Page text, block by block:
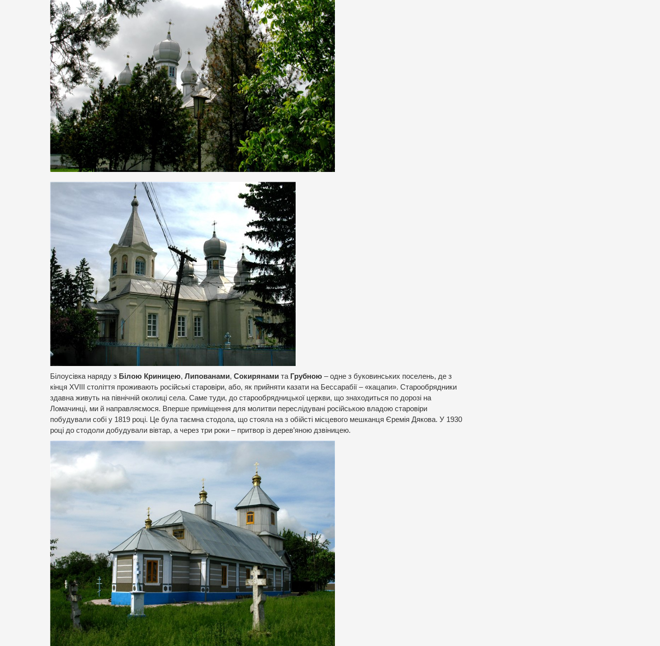
Білоусівка наряду з Білою Криницею, Липованами, Сокирянами та Грубною – одне з буковинських поселень, де з
кінця XVIII століття проживають російські старовіри, або, як прийняти казати на Бессарабії – «кацапи». Старообрядники
здавна живуть на північній околиці села. Саме туди, до старообрядницької церкви, що знаходиться по дорозі на
Ломачинці, ми й направляємося. Вперше приміщення для молитви переслідувані російською владою старовіри
побудували собі у 1819 році. Це була таємна стодола, що стояла на з обійсті місцевого мешканця Єремія Дякова. У 1930
році до стодоли добудували вівтар, а через три роки – притвор із дерев’яною дзвіницею.